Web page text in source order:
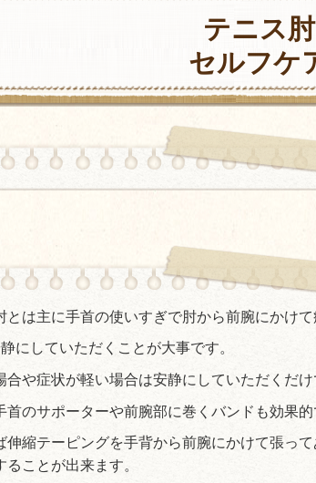
テニス肘
セルフケ
とは主に手首の使いすぎで肘から前腕にかけ
にしていただくことが大事です。
合や症状が軽い場合は安静にしていただくだ
首のサポーターや前腕部に巻くバンドも効果
伸縮テーピングを手背から前腕にかけて張っ
ることが出来ます。